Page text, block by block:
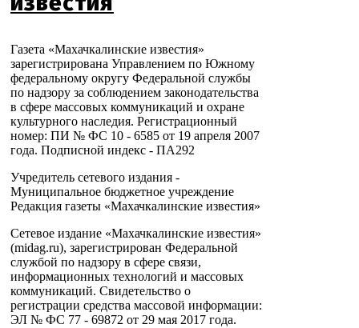
Газета «Махачкалинские известия»
зарегистрирована Управлением по Южному
федеральному округу Федеральной службы
по надзору за соблюдением законодательства
в сфере массовых коммуникаций и охране
культурного наследия. Регистрационный
номер: ПИ № ФС 10 - 6585 от 19 апреля 2007
года. Подписной индекс - ПА292
Учредитель сетевого издания -
Муниципальное бюджетное учреждение
Редакция газеты «Махачкалинские известия»
Сетевое издание «Махачкалинские известия»
(midag.ru), зарегистрирован Федеральной
службой по надзору в сфере связи,
информационных технологий и массовых
коммуникаций. Свидетельство о
регистрации средства массовой информации:
ЭЛ № ФС 77 - 69872 от 29 мая 2017 года.